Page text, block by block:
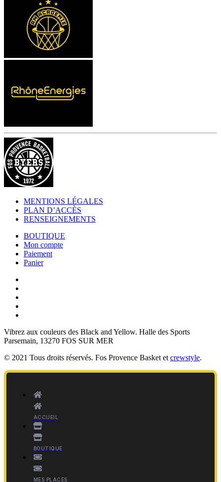
MENTIONS LÉGALES
PLAN D’ACCÈS
RENSEIGNEMENTS
BOUTIQUE
Mon compte
Paiement
Panier
Vibrez aux couleurs des Black and Yellow. Halle des Sports
Parsemain, 13270 FOS SUR MER
© 2021 Tous droits réservés. Fos Provence Basket et crewstyle.
ACCUEIL
BOUTIQUE
MES PLACES